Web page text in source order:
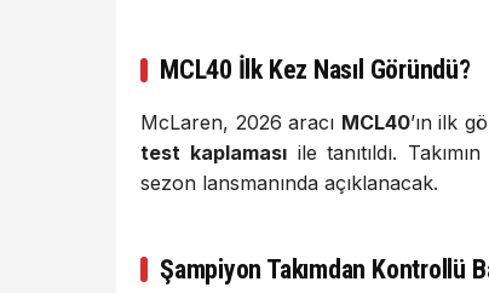
MCL40 İlk Kez Nasıl Göründü?
McLaren, 2026 aracı MCL40’ın ilk
test kaplamasıile tanıtıldı.
sezon lansmanında açıklanacak.
Şampiyon Takımdan Kontrollü